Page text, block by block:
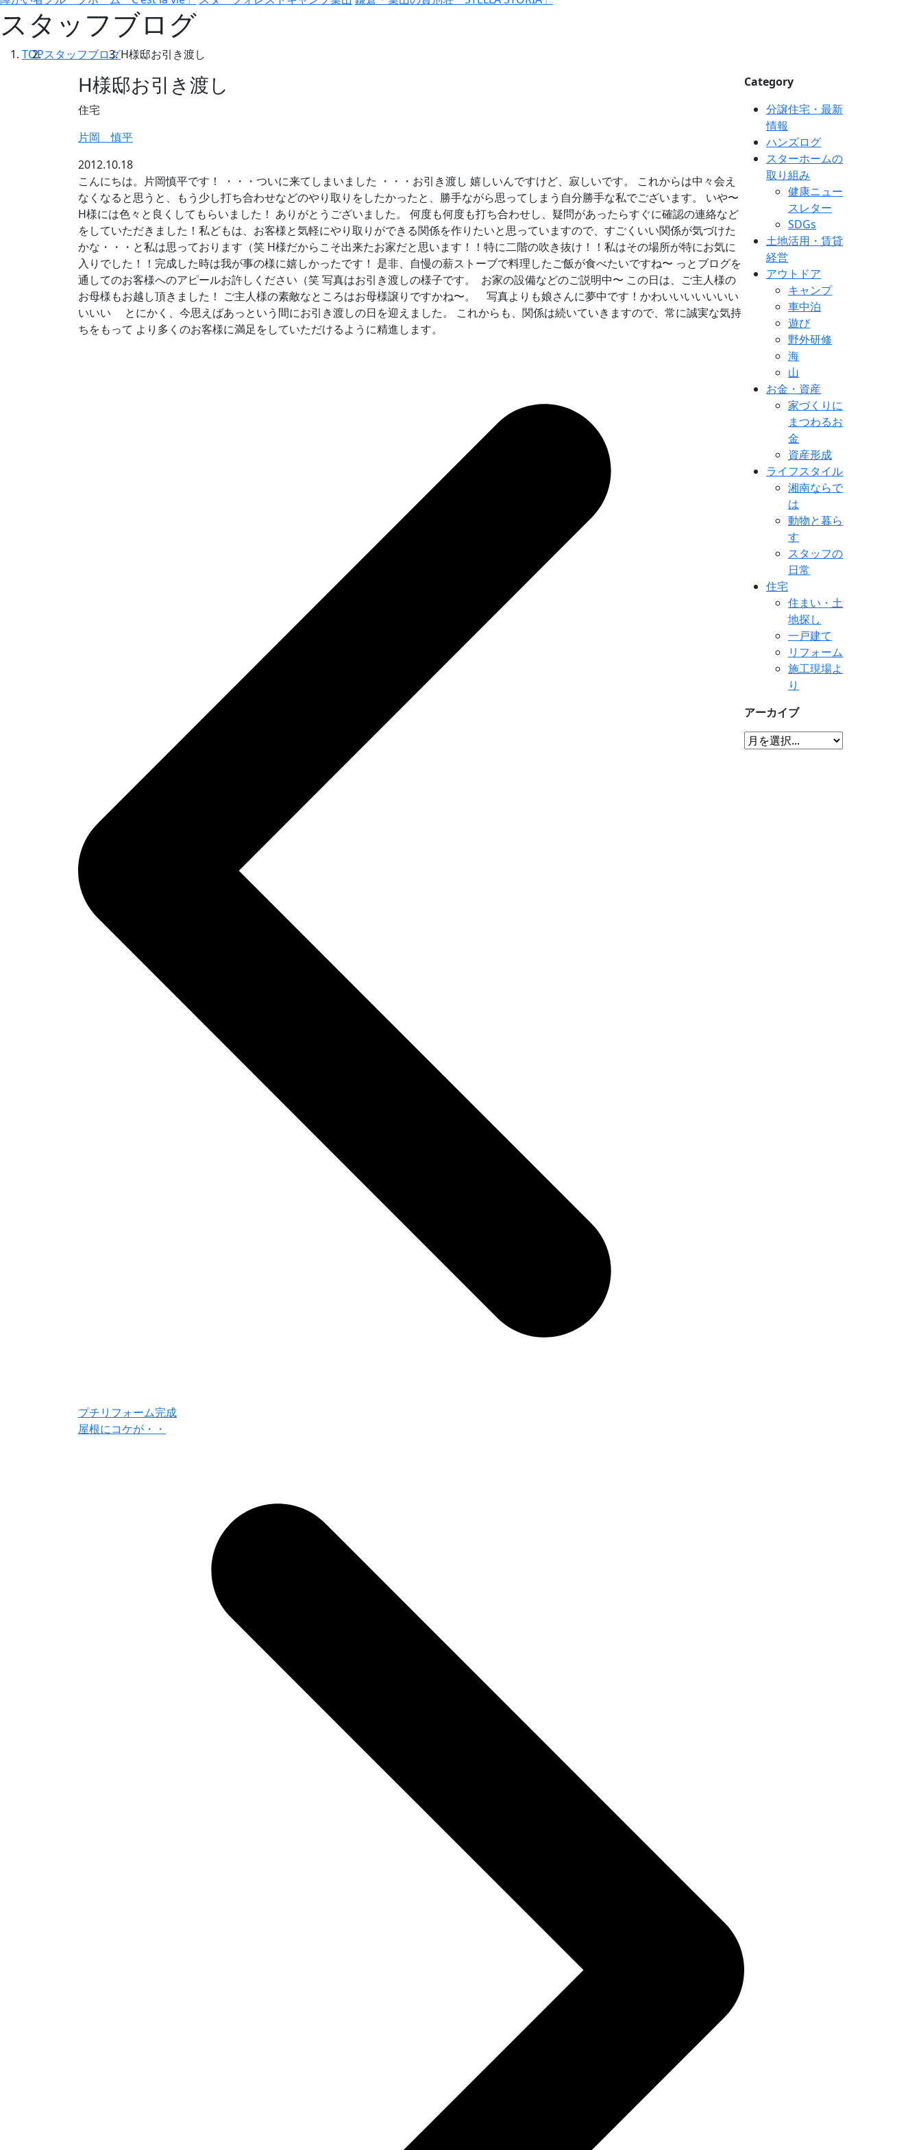
スタッフブログ
TOPスタッフブログH様邸お引き渡し
H様邸お引き渡し
住宅
片岡 慎平
2012.10.18
こんにちは。片岡慎平です！ ・・・ついに来てしまいました ・・・お引き渡し 嬉しいんですけど、寂しいです。 これからは中々会え
なくなると思うと、もう少し打ち合わせなどのやり取りをしたかったと、勝手ながら思ってしまう自分勝手な私でございます。 いや〜
H様には色々と良くしてもらいました！ ありがとうございました。 何度も何度も打ち合わせし、疑問があったらすぐに確認の連絡など
をしていただきました！私どもは、お客様と気軽にやり取りができる関係を作りたいと思っていますので、すごくいい関係が気づけた
かな・・・と私は思っております（笑 H様だからこそ出来たお家だと思います！！特に二階の吹き抜け！！私はその場所が特にお気に
入りでした！！完成した時は我が事の様に嬉しかったです！ 是非、自慢の薪ストーブで料理したご飯が食べたいですね〜 っとブログを
通してのお客様へのアピールお許しください（笑 写真はお引き渡しの様子です。
お家の設備などのご説明中〜 この日は、ご主人様の
お母様もお越し頂きました！ ご主人様の素敵なところはお母様譲りですかね〜。
写真よりも娘さんに夢中です！かわいいいいいいい
いいい とにかく、今思えばあっという間にお引き渡しの日を迎えました。 これからも、関係は続いていきますので、常に誠実な気持
ちをもって より多くのお客様に満足をしていただけるように精進します。
プチリフォーム完成
屋根にコケが・・
Category
分譲住宅・最新
情報
ハンズログ
スターホームの
取り組み
健康ニュー
スレター
SDGs
土地活用・賃貸
経営
アウトドア
キャンプ
車中泊
遊び
野外研修
海
山
お金・資産
家づくりに
まつわるお
金
資産形成
ライフスタイル
湘南ならで
は
動物と暮ら
す
スタッフの
日常
住宅
住まい・土
地探し
一戸建て
リフォーム
施工現場よ
り
アーカイブ